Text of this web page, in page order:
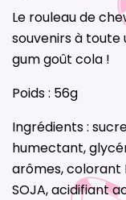
Le rouleau de
souvenirs à toute
gum goût cola !
Poids : 56g
Ingrédients :
humectant,
arômes, colorant
SOJA, acidifiant